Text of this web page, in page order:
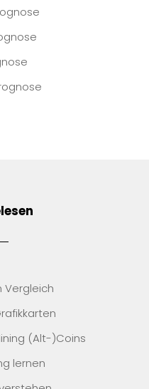
Vergleich
(Alt-)Coins
lernen